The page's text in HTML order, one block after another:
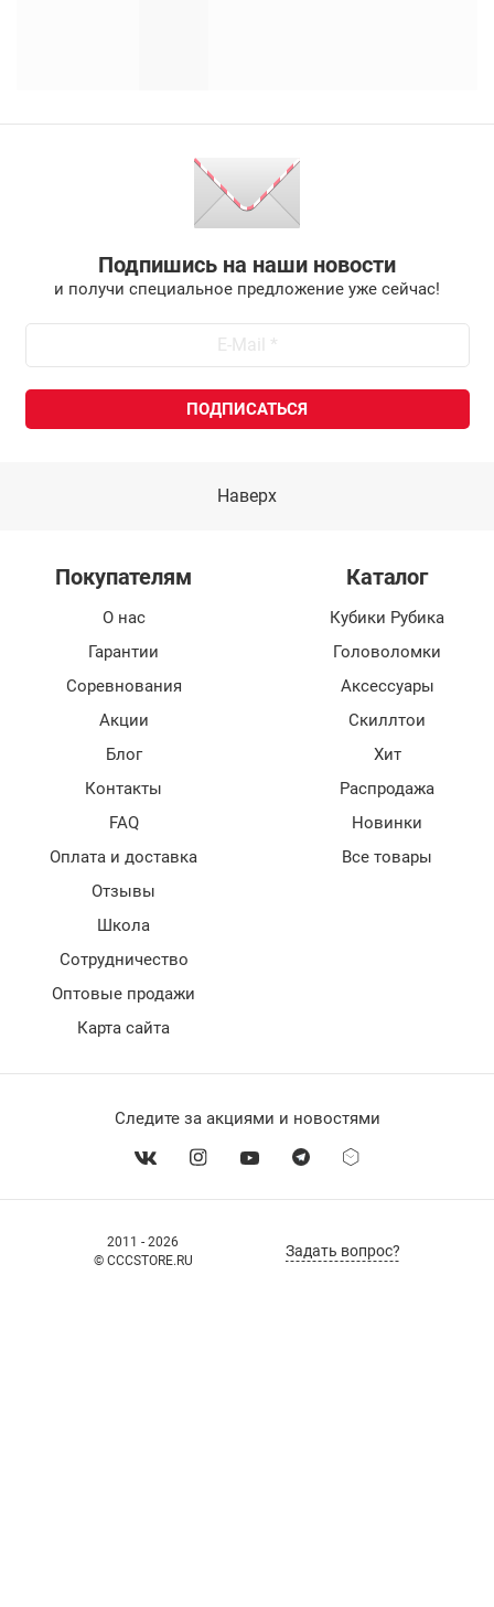
Подпишись на наши новости
и получи специальное предложение уже сейчас!
Наверх
2011 - 2026
© CCCSTORE.RU
Задать вопрос?
Покупателям
О нас
Гарантии
Соревнования
Акции
Блог
Контакты
FAQ
Оплата и доставка
Отзывы
Школа
Сотрудничество
Оптовые продажи
Карта сайта
Каталог
Кубики Рубика
Головоломки
Аксессуары
Скиллтои
Хит
Распродажа
Новинки
Все товары
Следите за акциями и новостями